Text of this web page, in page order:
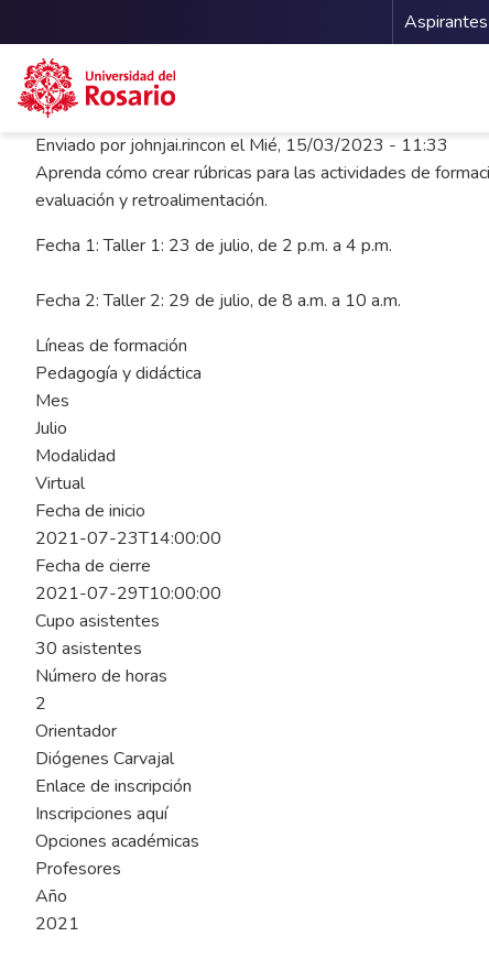
Pasar al contenido principal
Aspirantes
Enviado por johnjai.rincon elMié, 15/03/2023 - 11:33
Aprenda cómo crear rúbricas para las actividades de
evaluación y retroalimentación.
Fecha 1: Taller 1: 23 de julio, de 2 p.m. a 4 p.m.
Fecha 2: Taller 2: 29 de julio, de 8 a.m. a 10 a.m.
Líneas de formación
Pedagogía y didáctica
Mes
Julio
Modalidad
Virtual
Fecha de inicio
2021-07-23T14:00:00
Fecha de cierre
2021-07-29T10:00:00
Cupo asistentes
30 asistentes
Número de horas
2
Orientador
Diógenes Carvajal
Enlace de inscripción
Inscripciones aquí
Opciones académicas
Profesores
Año
2021